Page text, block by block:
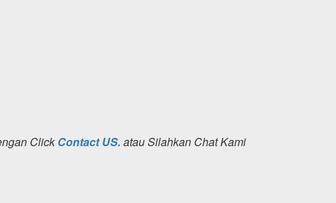
ClickContact US. atau Silahkan Chat Kami